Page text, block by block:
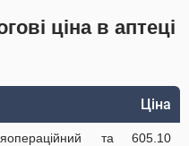
ціна в аптеці
Ціна
та
605.10